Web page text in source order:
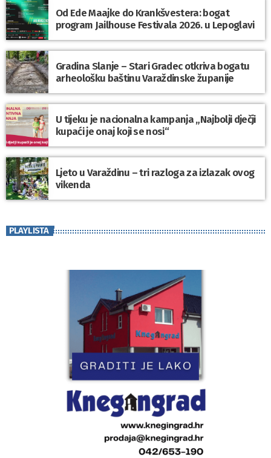
Od Ede Maajke do Krankšvestera: bogat
program Jailhouse Festivala 2026. u Lepoglavi
Gradina Slanje – Stari Gradec otkriva bogatu
arheološku baštinu Varaždinske županije
U tijeku je nacionalna kampanja „Najbolji dječji
kupaći je onaj koji se nosi“
Ljeto u Varaždinu – tri razloga za izlazak ovog
vikenda
PLAYLISTA